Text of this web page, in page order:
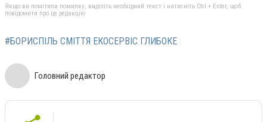
Якщо ви помітили помилку, виділіть необхідний текст і натисніть Ctrl + Enter, щоб
повідомити про це редакцію
#БОРИСПІЛЬ СМІТТЯ ЕКОСЕРВІС ГЛИБОКЕ
Головний редактор